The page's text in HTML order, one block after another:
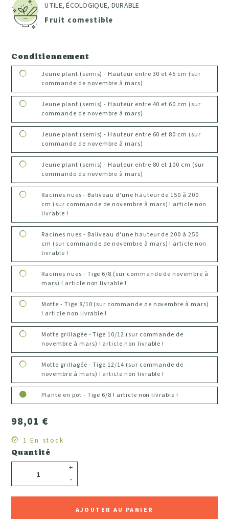
UTILE, ÉCOLOGIQUE, DURABLE
Fruit comestible
Conditionnement
Jeune plant (semis) - Hauteur entre 30 et 45 cm (sur
commande de novembre à mars)
Jeune plant (semis) - Hauteur entre 40 et 60 cm (sur
commande de novembre à mars)
Jeune plant (semis) - Hauteur entre 60 et 80 cm (sur
commande de novembre à mars)
Jeune plant (semis) - Hauteur entre 80 et 100 cm (sur
commande de novembre à mars)
Racines nues - Baliveau d'une hauteur de 150 à 200
cm (sur commande de novembre à mars) ! article non
livrable !
Racines nues - Baliveau d'une hauteur de 200 à 250
cm (sur commande de novembre à mars) ! article non
livrable !
Racines nues - Tige 6/8 (sur commande de novembre à
mars) ! article non livrable !
Motte - Tige 8/10 (sur commande de novembre à mars)
! article non livrable !
Motte grillagée - Tige 10/12 (sur commande de
novembre à mars) ! article non livrable !
Motte grillagée - Tige 12/14 (sur commande de
novembre à mars) ! article non livrable !
Plante en pot - Tige 6/8 ! article non livrable !
98,01 €
Quantité
-
+
AJOUTER AU PANIER
1 En stock